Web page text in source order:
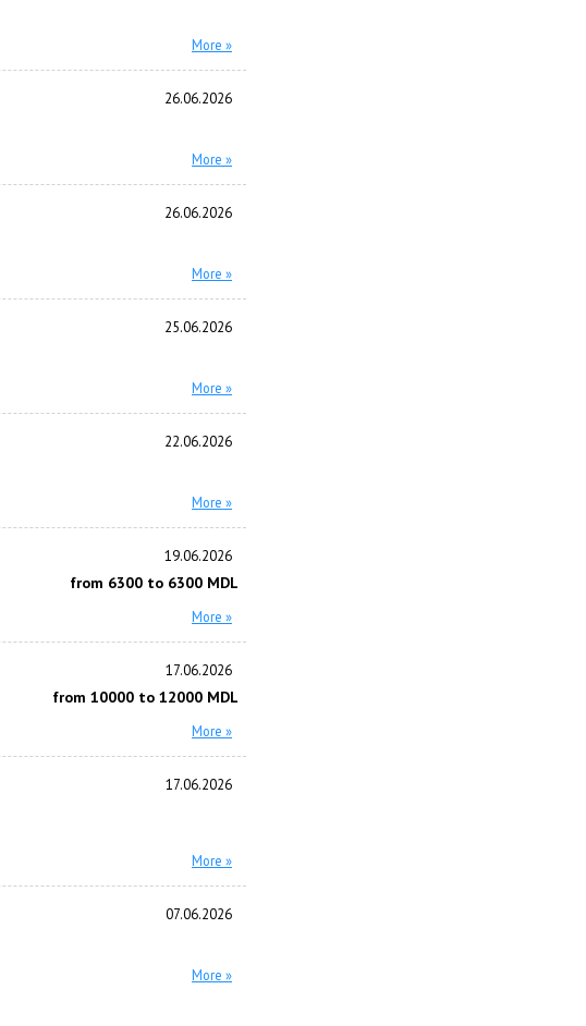
More »
26.06.2026
More »
26.06.2026
More »
25.06.2026
More »
22.06.2026
More »
19.06.2026
from 6300 to 6300 MDL
More »
17.06.2026
from 10000 to 12000 MDL
More »
17.06.2026
More »
07.06.2026
More »